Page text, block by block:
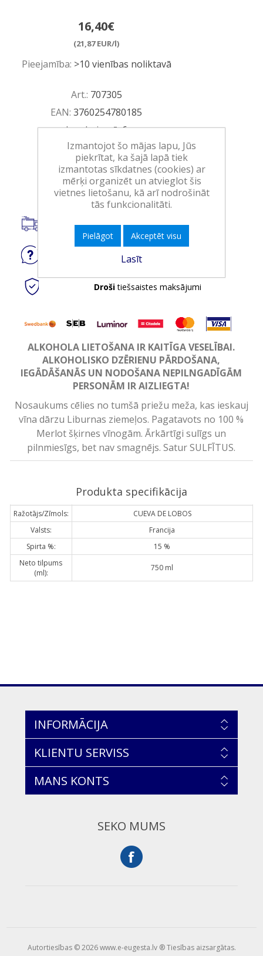
16,40€
(21,87 EUR/l)
Pieejamība: >10 vienības noliktavā
Art.: 707305
EAN: 3760254780185
Iepakojumā:6
Minimālais daudzums:1
Ielikt grozā
Piegāde visā Latvijā.
Jautājietpar produktu
Drošitiešsaistes maksājumi
ALKOHOLA LIETOŠANA IR KAITĪGA VESELĪBAI.
ALKOHOLISKO DZĒRIENU PĀRDOŠANA,
IEGĀDĀŠANĀS UN NODOŠANA NEPILNGADĪGĀM
PERSONĀM IR AIZLIEGTA!
Nosaukums cēlies no tumšā priežu meža, kas ieskauj
vīna dārzu Liburnas ziemeļos. Pagatavots no 100 %
Merlot šķirnes vīnogām. Ārkārtīgi sulīgs un
pilnmiesīgs, bet nav smagnējs. Satur SULFĪTUS.
Produkta specifikācija
Ražotājs/Zīmols:
CUEVA DE LOBOS
Valsts:
Francija
Spirta %:
15 %
Neto tilpums
(ml):
750 ml
INFORMĀCIJA
KLIENTU SERVISS
MANS KONTS
SEKO MUMS
Autortiesības © 2026 www.e-eugesta.lv ® Tiesības aizsargātas.
Izmantojot šo mājas lapu, Jūs
piekrītat, ka šajā lapā tiek
izmantotas sīkdatnes (cookies) ar
mērķi organizēt un atvieglot šis
vietnes lietošanu, kā arī nodrošināt
tās funkcionalitāti.
Pielāgot Akceptēt visu
Lasīt